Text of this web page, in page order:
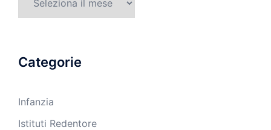
Categorie
Infanzia
Istituti Redentore